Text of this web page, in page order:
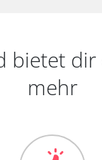
bietet dir
mehr